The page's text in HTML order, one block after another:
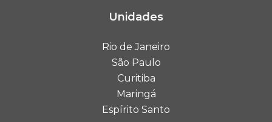
Unidades
Rio de Janeiro
São Paulo
Curitiba
Maringá
Espírito Santo